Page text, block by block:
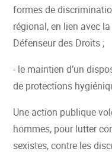
formes de
régional, en lien avec
Défenseur des Droits ;
- le maintien d’un
de protections
Une action publique
hommes, pour lutter
sexistes, contre les